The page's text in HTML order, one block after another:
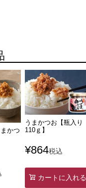
かつ
うまかつお【瓶入り
110ｇ】
¥864税込
カートに入れる